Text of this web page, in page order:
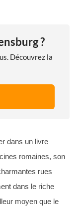
?
Découvrez la
dans un livre
romaines, son
rues
dans le riche
moyen que le